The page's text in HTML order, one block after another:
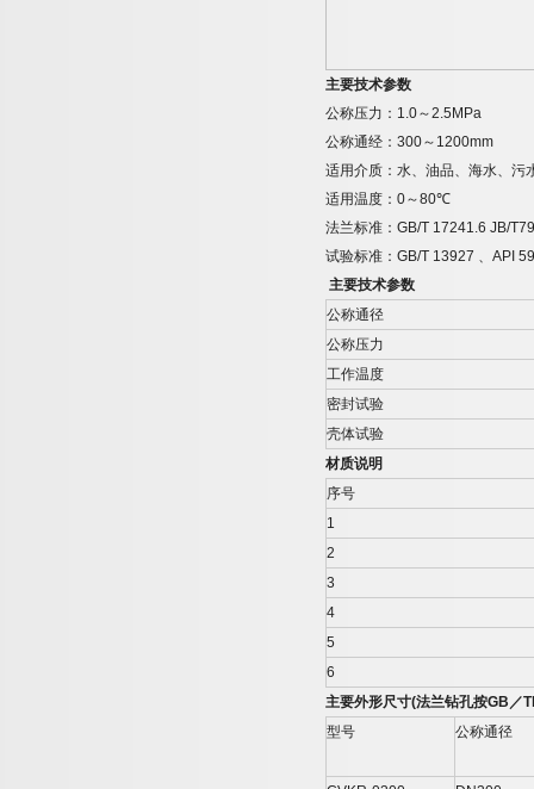
主要技术参数
公称压力： 1.0～2.5MPa
公称通经： 300～ 1200mm
适用介质：水、油品、海水、污
适用温度： 0～80℃
法兰标准： GB/T 17241.6 JB/T79
试验标准： GB/T 13927 、 API
主要技术参数
公称通径
公称压力
工作温度
密封试验
壳体试验
材质说明
序号
1
2
3
4
5
6
主要外形尺寸(法兰钻孔按GB ／
型号
公称通径